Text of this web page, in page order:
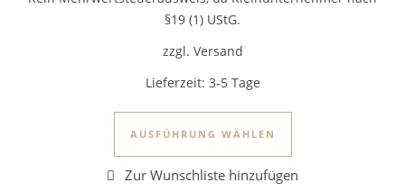
§19 (1) UStG.
zzgl. Versand
Lieferzeit: 3-5 Tage
AUSFÜHRUNG WÄHLEN
Dieses Produkt